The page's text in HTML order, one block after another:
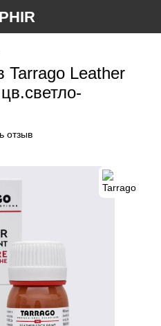
Tarrago Leather
отзыв